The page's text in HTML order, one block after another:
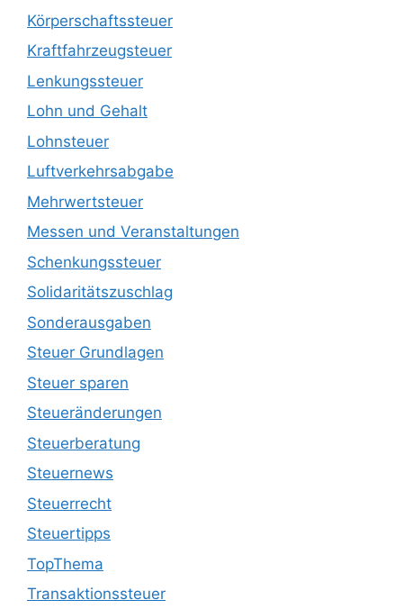
Körperschaftssteuer
Kraftfahrzeugsteuer
Lenkungssteuer
Lohn und Gehalt
Lohnsteuer
Luftverkehrsabgabe
Mehrwertsteuer
Messen und Veranstaltungen
Schenkungssteuer
Solidaritätszuschlag
Sonderausgaben
Steuer Grundlagen
Steuer sparen
Steueränderungen
Steuerberatung
Steuernews
Steuerrecht
Steuertipps
TopThema
Transaktionssteuer